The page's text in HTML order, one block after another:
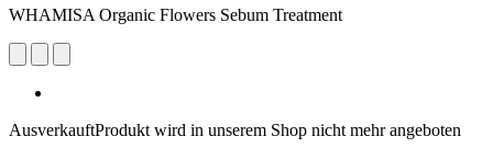
WHAMISA Organic Flowers Sebum Treatment
AusverkauftProdukt wird in unserem Shop nicht mehr angeboten